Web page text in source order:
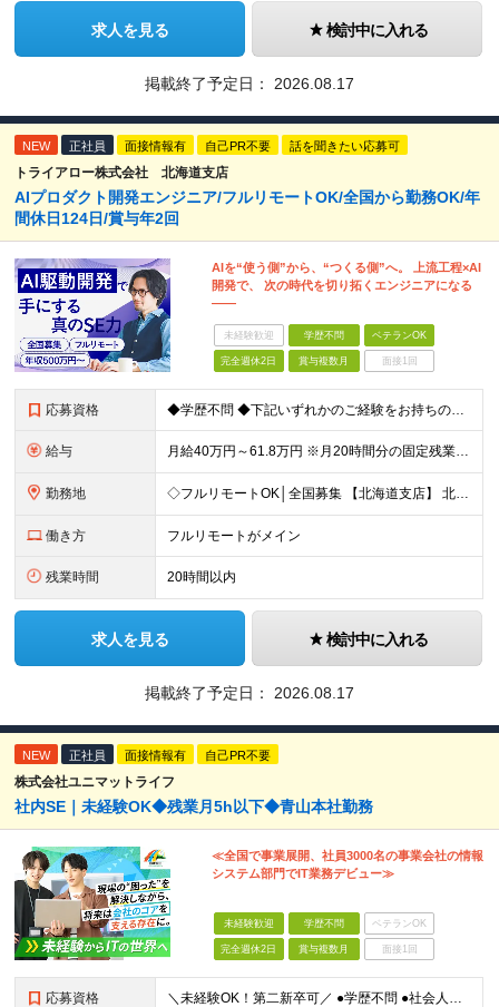
求人を見る 検討中に入れる
掲載終了予定日： 2026.08.17
NEW 正社員 面接情報有 自己PR不要 話を聞きたい応募可
トライアロー株式会社 北海道支店
AIプロダクト開発エンジニア/フルリモートOK/全国から勤務OK/年
間休日124日/賞与年2回
AIを“使う側”から、“つくる側”へ。 上流工程×AI
開発で、 次の時代を切り拓くエンジニアになる
――
未経験歓迎 学歴不問 ベテランOK
完全週休2日 賞与複数月 面接1回
応募資格 ◆学歴不問 ◆下記いずれかのご経験をお持ちの方 ・Webアプリケーション開発の実務経験（目安：7年以上） ・要件定義・基本設計など、上流工程の経験（目安：3年以上） ・Pythonでの開発経験（目安：
給与 月給40万円～61.8万円 ※月20時間分の固定残業代（58,000円～）を含む。超過時間分を別途支給 ※年齢、経験、スキル、前職給与などを考慮のうえ、決定いたします。 ※試用期間6ヶ月あり。期間中
勤務地 ◇フルリモートOK│全国募集 【北海道支店】 北海道札幌市中央区南一条西2丁目5番地 ※(変更の範囲)上記を除く当社関連勤務地 ※通勤不要
働き方 フルリモートがメイン
残業時間 20時間以内
求人を見る 検討中に入れる
掲載終了予定日： 2026.08.17
NEW 正社員 面接情報有 自己PR不要
株式会社ユニマットライフ
社内SE｜未経験OK◆残業月5h以下◆青山本社勤務
≪全国で事業展開、社員3000名の事業会社の情報
システム部門でIT業務デビュー≫
未経験歓迎 学歴不問 ベテランOK
完全週休2日 賞与複数月 面接1回
応募資格 ＼未経験OK！第二新卒可／ ●学歴不問 ●社会人経験をお持ちの方（年数不問） ～こんな方にオススメのポジションです～ ★コミュニケーションを大切にし、人のサポートが好きな方 ★情報システムやIT、D